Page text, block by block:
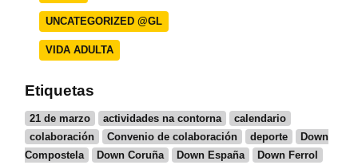
UNCATEGORIZED @GL
VIDA ADULTA
Etiquetas
21 de marzo actividades na contorna
calendario
colaboración
Convenio de colaboración deporte
Down
Compostela
Down Coruña Down España
Down Ferrol